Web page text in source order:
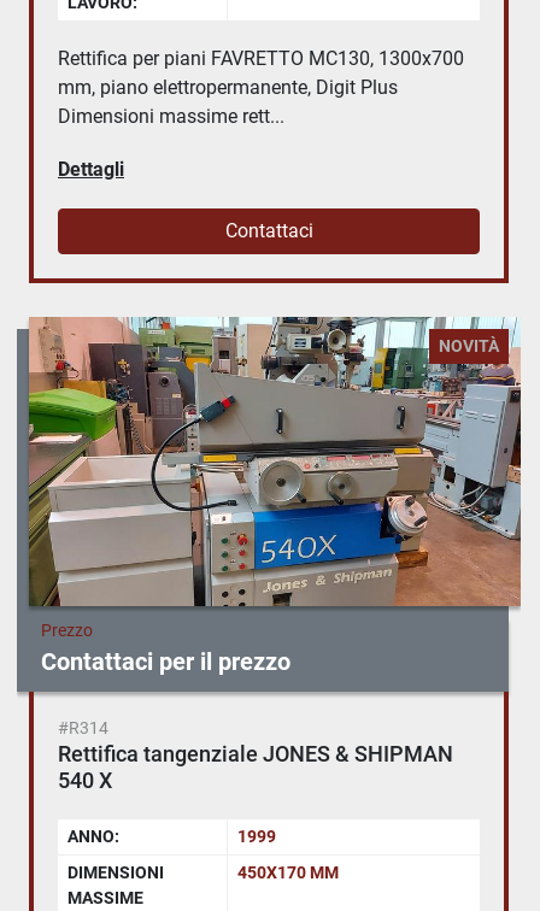
Rettifica per piani FAVRETTO MC130, 1300x700
mm, piano elettropermanente, Digit Plus
Dimensioni massime rett...
Dettagli
Contattaci
NOVITÀ
Prezzo
Contattaci per il prezzo
#R314
Rettifica tangenziale JONES & SHIPMAN
540 X
ANNO:
1999
DIMENSIONI
MASSIME
450X170 MM